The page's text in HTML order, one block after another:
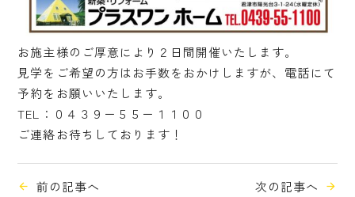
お施主様のご厚意により２日間開催いたします。
見学をご希望の方はお手数をおかけしますが、電話にて
予約をお願いいたします。
TEL：０４３９－５５－１１００
ご連絡お待ちしております！
前の記事へ 次の記事へ